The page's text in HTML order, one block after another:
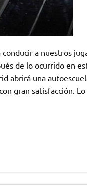
a nuestros
de lo ocurrido en
abrirá una
gran satisfacción. Lo